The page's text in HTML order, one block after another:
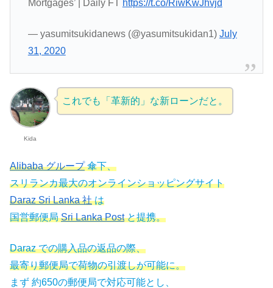
Mortgages’ | Daily FT https://t.co/RiwKwJhvjd
— yasumitsukidanews (@yasumitsukidan1) July
31, 2020
Kida
これでも「革新的」な新ローンだと。
Alibaba グループ傘下、
スリランカ最大のオンラインショッピングサイト
Daraz Sri Lanka 社は
国営郵便局Sri Lanka Postと提携。
Daraz での購入品の返品の際、
最寄り郵便局で荷物の引渡しが可能に。
まず 約650の郵便局で対応可能とし、